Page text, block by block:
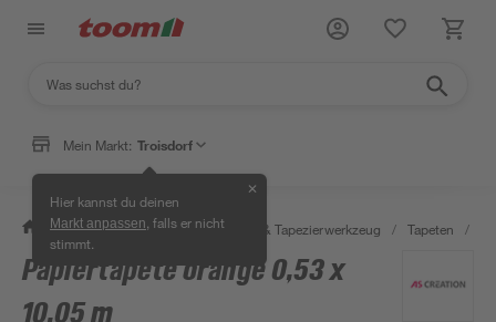
Mein Markt: Troisdorf
Hier kannst du deinen
Markt anpassen , falls er nicht
stimmt.
✕
/ Wohnen & Haushalt / Tapeten & Tapezierwerkzeug / Tapeten /
Papiertapete orange 0,53 x
10,05 m